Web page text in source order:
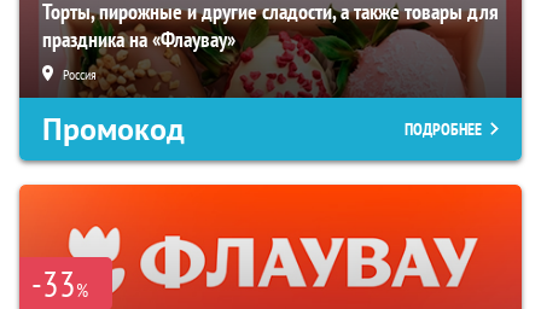
Торты, пирожные и другие сладости, а также товары для
праздника на «Флаувау»
Россия
Промокод ПОДРОБНЕЕ
-33%